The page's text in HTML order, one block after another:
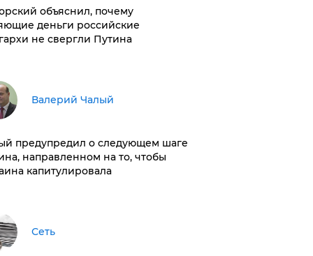
объяснил, почему
деньги российские
не свергли Путина
Валерий Чалый
предупредил о следующем шаге
направленном на то, чтобы
капитулировала
Сеть